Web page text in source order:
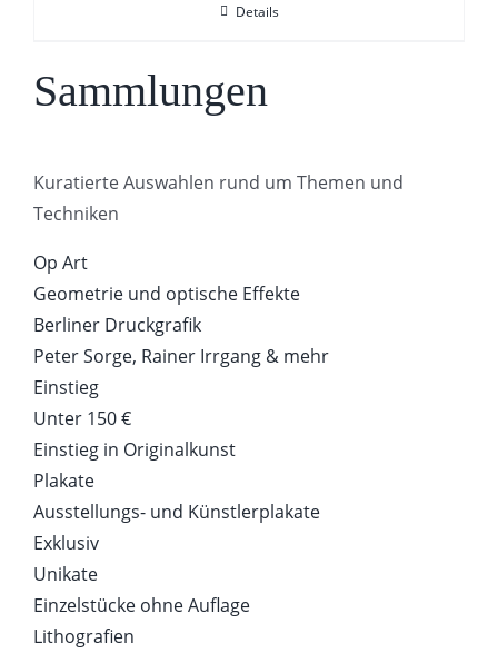
Details
Sammlungen
Kuratierte Auswahlen rund um Themen und
Techniken
Op Art
Geometrie und optische Effekte
Berliner Druckgrafik
Peter Sorge, Rainer Irrgang & mehr
Einstieg
Unter 150 €
Einstieg in Originalkunst
Plakate
Ausstellungs- und Künstlerplakate
Exklusiv
Unikate
Einzelstücke ohne Auflage
Lithografien